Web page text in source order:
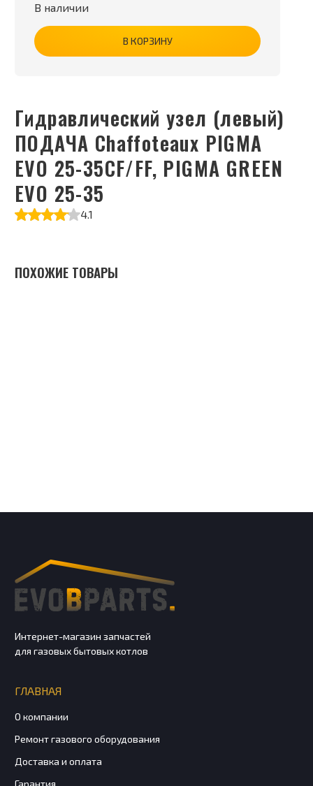
Гидравлический узел (левый)
ПОДАЧА Chaffoteaux PIGMA
EVO 25-35CF/FF, PIGMA GREEN
EVO 25-35
4.1
В наличии
В КОРЗИНУ
ПОХОЖИЕ ТОВАРЫ
Интернет-магазин запчастей
для газовых бытовых котлов
ГЛАВНАЯ
О компании
Ремонт газового оборудования
Доставка и оплата
Гарантия